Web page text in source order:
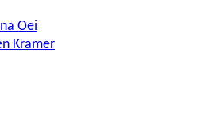
Oei
Kramer